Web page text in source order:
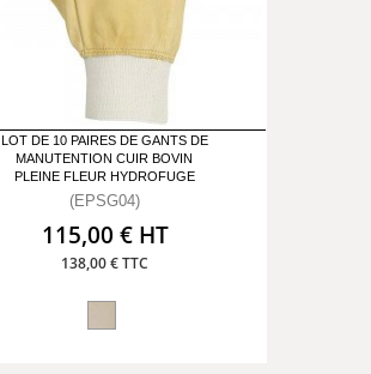
LOT DE 10 PAIRES DE GANTS DE
MANUTENTION CUIR BOVIN
PLEINE FLEUR HYDROFUGE
(EPSG04)
115,00 € HT
138,00 € TTC